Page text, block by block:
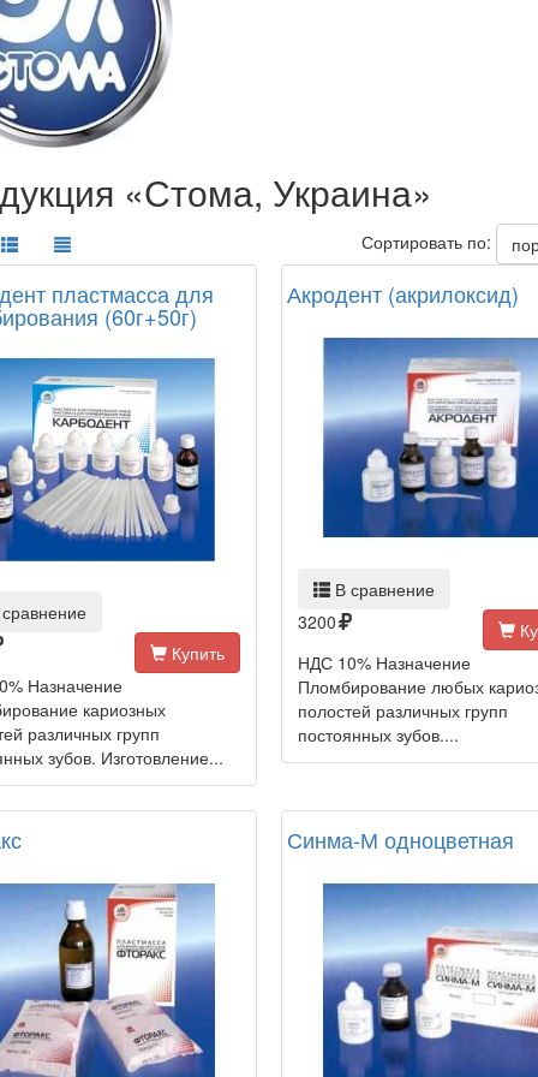
«Стома, Украина»
Сортировать по:
пластмасса для
(60г+50г)
Купить
Назначение
кариозных
различных групп
зубов. Изготовление...
Акродент (акрилоксид)
В сравнение
3200
НДС 10% Назначение
Пломбирование любых
полостей различных групп
постоянных зубов....
Синма-М одноцветная